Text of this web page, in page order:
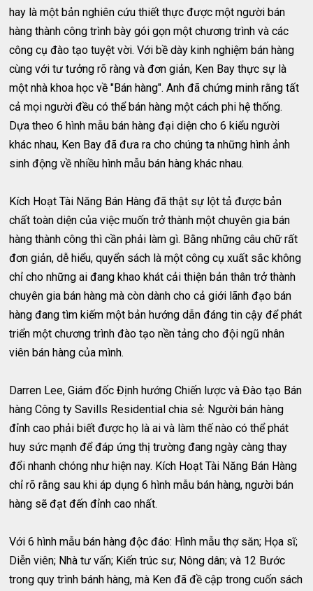
hay là một bản nghiên cứu thiết thực được một người bán
hàng thành công trình bày gói gọn một chương trình và các
công cụ đào tạo tuyệt vời. Với bề dày kinh nghiệm bán hàng
cùng với tư tưởng rõ ràng và đơn giản, Ken Bay thực sự là
một nhà khoa học về "Bán hàng". Anh đã chứng minh rằng tất
cả mọi người đều có thể bán hàng một cách phi hệ thống.
Dựa theo 6 hình mẫu bán hàng đại diện cho 6 kiểu người
khác nhau, Ken Bay đã đưa ra cho chúng ta những hình ảnh
sinh động về nhiều hình mẫu bán hàng khác nhau.
Kích Hoạt Tài Năng Bán Hàng đã thật sự lột tả được bản
chất toàn diện của việc muốn trở thành một chuyên gia bán
hàng thành công thì cần phải làm gì. Bằng những câu chữ rất
đơn giản, dễ hiểu, quyển sách là một công cụ xuất sắc không
chỉ cho những ai đang khao khát cải thiện bản thân trở thành
chuyên gia bán hàng mà còn dành cho cả giới lãnh đạo bán
hàng đang tìm kiếm một bản hướng dẫn đáng tin cậy để phát
triển một chương trình đào tạo nền tảng cho đội ngũ nhân
viên bán hàng của mình.
Darren Lee, Giám đốc Định hướng Chiến lược và Đào tạo Bán
hàng Công ty Savills Residential chia sẻ: Người bán hàng
đỉnh cao phải biết được họ là ai và làm thế nào có thể phát
huy sức mạnh để đáp ứng thị trường đang ngày càng thay
đổi nhanh chóng như hiện nay. Kích Hoạt Tài Năng Bán Hàng
chỉ rõ rằng sau khi áp dụng 6 hình mẫu bán hàng, người bán
hàng sẽ đạt đến đỉnh cao nhất.
Với 6 hình mẫu bán hàng độc đáo: Hình mẫu thợ săn; Họa sĩ;
Diễn viên; Nhà tư vấn; Kiến trúc sư; Nông dân; và 12 Bước
trong quy trình bánh hàng, mà Ken đã đề cập trong cuốn sách